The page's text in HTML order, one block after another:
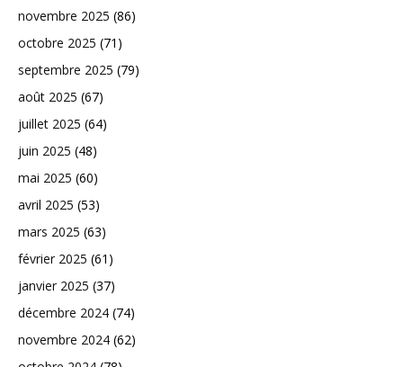
novembre 2025 (86)
octobre 2025 (71)
septembre 2025 (79)
août 2025 (67)
juillet 2025 (64)
juin 2025 (48)
mai 2025 (60)
avril 2025 (53)
mars 2025 (63)
février 2025 (61)
janvier 2025 (37)
décembre 2024 (74)
novembre 2024 (62)